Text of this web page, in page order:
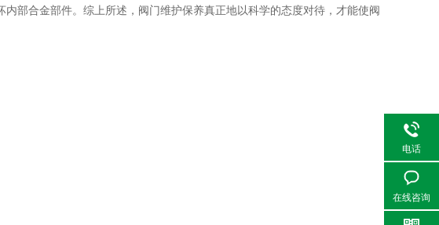
部合金部件。综上所述，阀门维护保养真正地以科学的态度对待，才能使阀
电话
在线咨询